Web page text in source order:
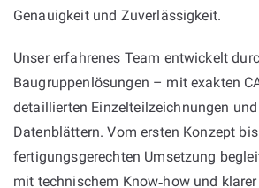
Genauigkeit und Zuverlässigkeit.
Unser erfahrenes Team entwickelt
Baugruppenlösungen – mit exakten
detaillierten Einzelteilzeichnungen
Datenblättern. Vom ersten Konzept
fertigungsgerechten Umsetzung
mit technischem Know‑how und